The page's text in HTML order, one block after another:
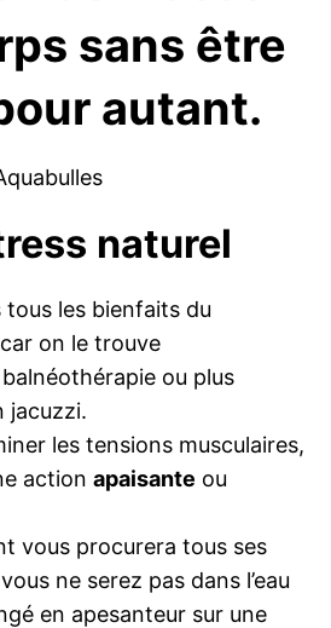
sans être
autant.
naturel
les bienfaits du
car on le trouve
ou plus
jacuzzi.
les tensions musculaires,
action apaisante ou
vous procurera tous ses
ne serez pas dans l’eau
en apesanteur sur une